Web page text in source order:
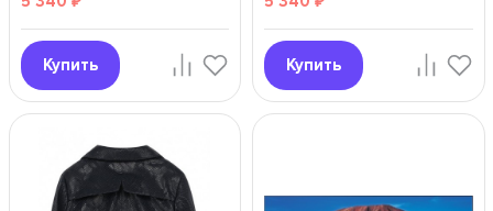
Купить Купить